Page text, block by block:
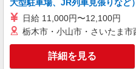
万円支給(規定有) お友達を紹介頂くと, インセ
ィブ支給(規定有) ★月2回払い・週払い可能（
有）★ ゜・。
キープ
紹介予定派遣
株式会社シエロ
大型駐車場、JR列車見張りなど）
日給 11,000円〜12,100円
栃木市・小山市・さいたま
詳細を見る